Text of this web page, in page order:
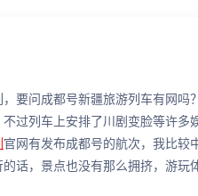
要问成都号新疆旅游列车有网吗
过列车上安排了川剧变脸等许多
官网有发布成都号的航次，我比较
话，景点也没有那么拥挤，游玩